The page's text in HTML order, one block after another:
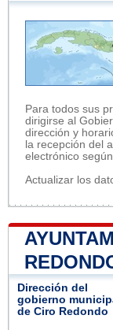
Para todos sus
dirigirse al
dirección y
la recepción del
electrónico
Actualizar los
Dirección del
gobierno
de Ciro Redondo